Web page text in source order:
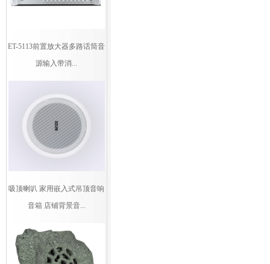
ET-5113前置放大器多路话筒音
源输入带消...
吸顶喇叭 家用嵌入式吊顶音响
音箱 店铺背景音...